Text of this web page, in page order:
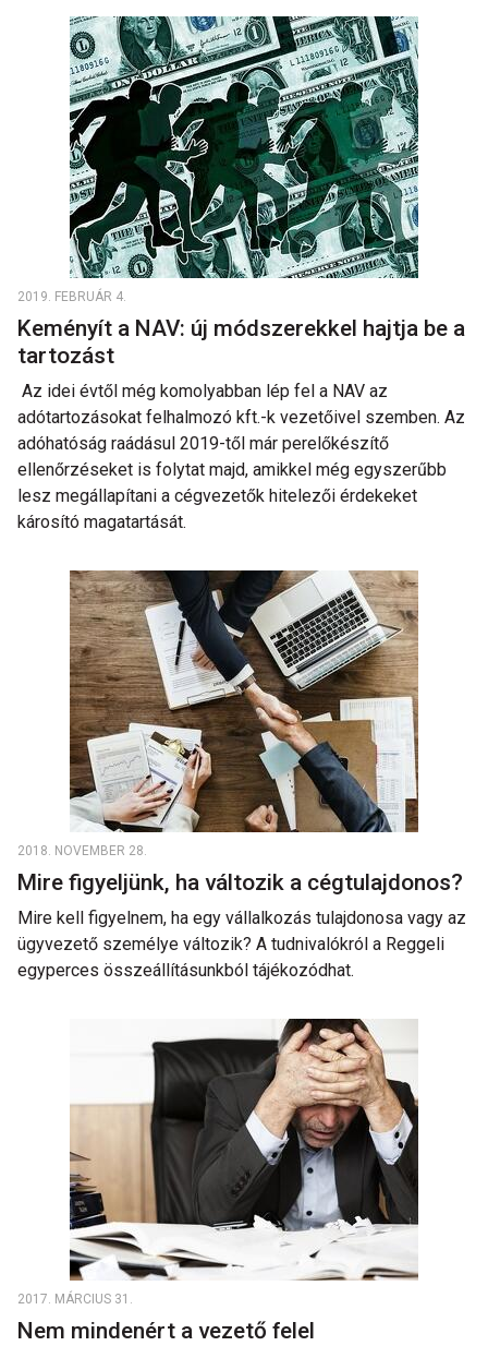
2019. FEBRUÁR 4.
Keményít a NAV: új módszerekkel hajtja be a
tartozást
Az idei évtől még komolyabban lép fel a NAV az
adótartozásokat felhalmozó kft.-k vezetőivel szemben. Az
adóhatóság raádásul 2019-től már perelőkészítő
ellenőrzéseket is folytat majd, amikkel még egyszerűbb
lesz megállapítani a cégvezetők hitelezői érdekeket
károsító magatartását.
2018. NOVEMBER 28.
Mire figyeljünk, ha változik a cégtulajdonos?
Mire kell figyelnem, ha egy vállalkozás tulajdonosa vagy az
ügyvezető személye változik? A tudnivalókról a Reggeli
egyperces összeállításunkból tájékozódhat.
2017. MÁRCIUS 31.
Nem mindenért a vezető felel